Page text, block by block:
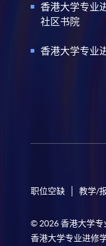
香港大学专业
社区书院
香港大学专业
职位空缺 教学/
© 2026 香港大学专
香港大学专业进修